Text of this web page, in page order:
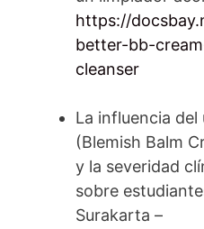
https://
better-bb-
cleanser
La influencia del
(Blemish Balm
y la severidad
sobre
Surakarta –